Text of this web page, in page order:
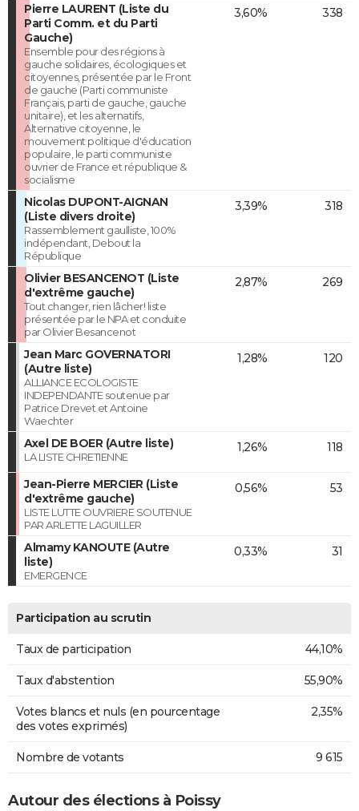
Pierre LAURENT (Liste du
Parti Comm. et du Parti
Gauche)
Ensemble pour des régions à
gauche solidaires, écologiques et
citoyennes, présentée par le Front
de gauche (Parti communiste
Français, parti de gauche, gauche
unitaire), et les alternatifs,
Alternative citoyenne, le
mouvement politique d'éducation
populaire, le parti communiste
ouvrier de France et république &
socialisme
3,60% 338
Nicolas DUPONT-AIGNAN
(Liste divers droite)
Rassemblement gaulliste, 100%
indépendant, Debout la
République
3,39% 318
Olivier BESANCENOT (Liste
d'extrême gauche)
Tout changer, rien lâcher! liste
présentée par le NPA et conduite
par Olivier Besancenot
2,87% 269
Jean Marc GOVERNATORI
(Autre liste)
ALLIANCE ECOLOGISTE
INDEPENDANTE soutenue par
Patrice Drevet et Antoine
Waechter
1,28% 120
Axel DE BOER (Autre liste)
LA LISTE CHRETIENNE
1,26% 118
Jean-Pierre MERCIER (Liste
d'extrême gauche)
LISTE LUTTE OUVRIERE SOUTENUE
PAR ARLETTE LAGUILLER
0,56% 53
Almamy KANOUTE (Autre
liste)
EMERGENCE
0,33% 31
Participation au scrutin
Taux de participation 44,10%
Taux d'abstention 55,90%
Votes blancs et nuls (en pourcentage
des votes exprimés)
2,35%
Nombre de votants 9 615
Autour des élections à Poissy